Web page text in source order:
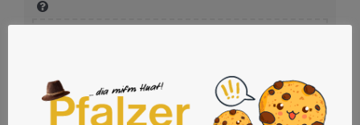
Bewerbungsunterlagen als PDF (max. 4 MB)
einfügen!